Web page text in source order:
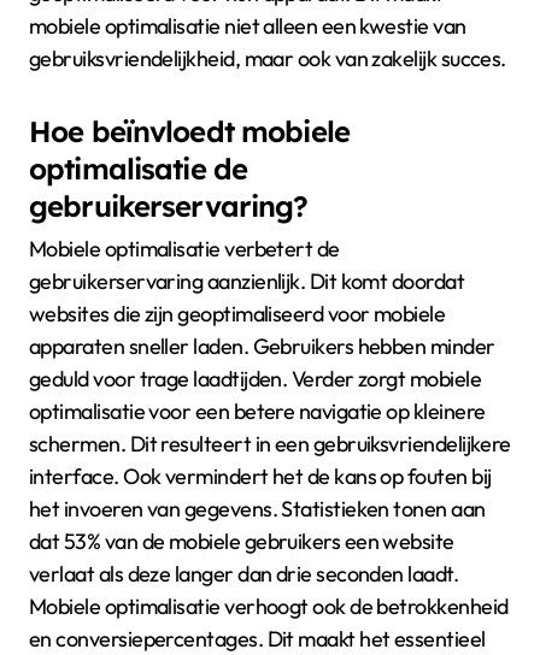
mobiele optimalisatie niet alleen een kwestie van
gebruiksvriendelijkheid, maar ook van zakelijk succes.
Hoe beïnvloedt mobiele
optimalisatie de
gebruikerservaring?
Mobiele optimalisatie verbetert de
gebruikerservaring aanzienlijk. Dit komt doordat
websites die zijn geoptimaliseerd voor mobiele
apparaten sneller laden. Gebruikers hebben minder
geduld voor trage laadtijden. Verder zorgt mobiele
optimalisatie voor een betere navigatie op kleinere
schermen. Dit resulteert in een gebruiksvriendelijkere
interface. Ook vermindert het de kans op fouten bij
het invoeren van gegevens. Statistieken tonen aan
dat 53% van de mobiele gebruikers een website
verlaat als deze langer dan drie seconden laadt.
Mobiele optimalisatie verhoogt ook de betrokkenheid
en conversiepercentages. Dit maakt het essentieel